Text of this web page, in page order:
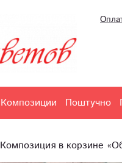
Композиции Поштучно
Композиция в корзине